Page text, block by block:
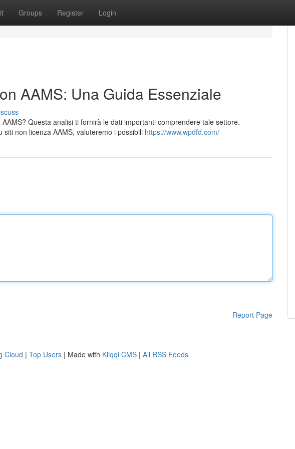
Groups Register Login
AAMS: Una Guida Essenziale
Questa analisi ti fornirà le dati importanti comprendere tale settore.
non licenza AAMS, valuteremo i possibili https://www.wpdfd.com/
Report Page
Cloud | Top Users | Made with Kliqqi CMS | All RSS Feeds